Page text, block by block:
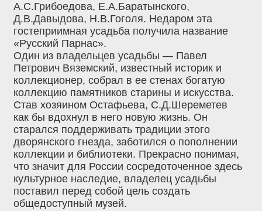
А.С.Грибоедова, Е.А.Баратынского,
Д.В.Давыдова, Н.В.Гоголя. Недаром эта
гостеприимная усадьба получила название
«Русский Парнас».
Один из владельцев усадьбы — Павел
Петрович Вяземский, известный историк и
коллекционер, собрал в ее стенах богатую
коллекцию памятников старины и искусства.
Став хозяином Остафьева, С.Д.Шереметев
как бы вдохнул в него новую жизнь. Он
старался поддерживать традиции этого
дворянского гнезда, заботился о пополнении
коллекции и библиотеки. Прекрасно понимая,
что значит для России сосредоточенное здесь
культурное наследие, владелец усадьбы
поставил перед собой цель создать
общедоступный музей.